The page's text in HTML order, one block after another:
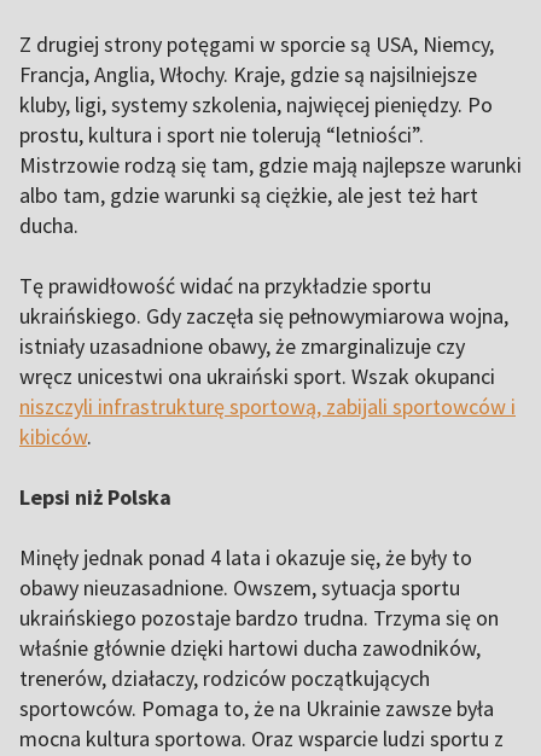
Z drugiej strony potęgami w sporcie są USA, Niemcy,
Francja, Anglia, Włochy. Kraje, gdzie są najsilniejsze
kluby, ligi, systemy szkolenia, najwięcej pieniędzy. Po
prostu, kultura i sport nie tolerują “letniości”.
Mistrzowie rodzą się tam, gdzie mają najlepsze warunki
albo tam, gdzie warunki są ciężkie, ale jest też hart
ducha.
Tę prawidłowość widać na przykładzie sportu
ukraińskiego. Gdy zaczęła się pełnowymiarowa wojna,
istniały uzasadnione obawy, że zmarginalizuje czy
wręcz unicestwi ona ukraiński sport. Wszak okupanci
niszczyli infrastrukturę sportową, zabijali sportowców i
kibiców.
Lepsi niż Polska
Minęły jednak ponad 4 lata i okazuje się, że były to
obawy nieuzasadnione. Owszem, sytuacja sportu
ukraińskiego pozostaje bardzo trudna. Trzyma się on
właśnie głównie dzięki hartowi ducha zawodników,
trenerów, działaczy, rodziców początkujących
sportowców. Pomaga to, że na Ukrainie zawsze była
mocna kultura sportowa. Oraz wsparcie ludzi sportu z